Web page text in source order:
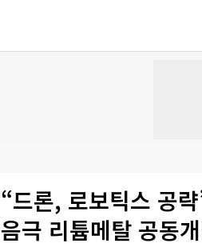
“드론, 로보틱스 공
음극 리튬메탈 공동